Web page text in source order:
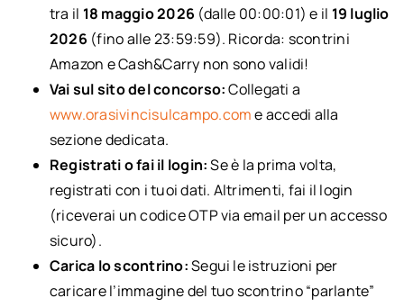
tra il 18 maggio 2026 (dalle 00:00:01) e il 19 luglio
2026 (fino alle 23:59:59). Ricorda: scontrini
Amazon e Cash&Carry non sono validi!
Vai sul sito del concorso:Collegati a
www.orasivincisulcampo.come accedi alla
sezione dedicata.
Registrati o fai il login:Se è la prima volta,
registrati con i tuoi dati. Altrimenti, fai il login
(riceverai un codice OTP via email per un accesso
sicuro).
Carica lo scontrino:Segui le istruzioni per
caricare l’immagine del tuo scontrino “parlante”